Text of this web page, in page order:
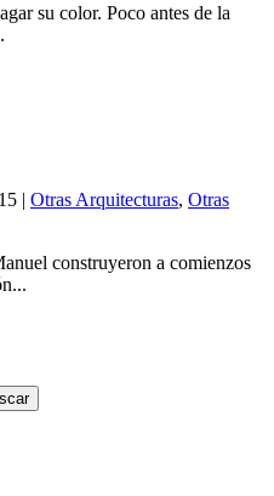
su color. Poco antes de la
| Otras Arquitecturas, Otras
construyeron a comienzos